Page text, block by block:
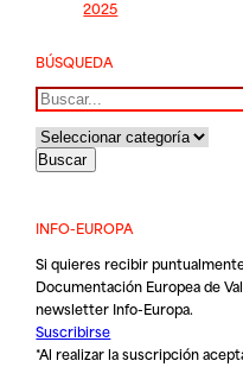
2025
BÚSQUEDA
Buscar
INFO-EUROPA
Si quieres recibir
Documentación Europea de
newsletter Info-Europa.
Suscribirse
*Al realizar la suscripción